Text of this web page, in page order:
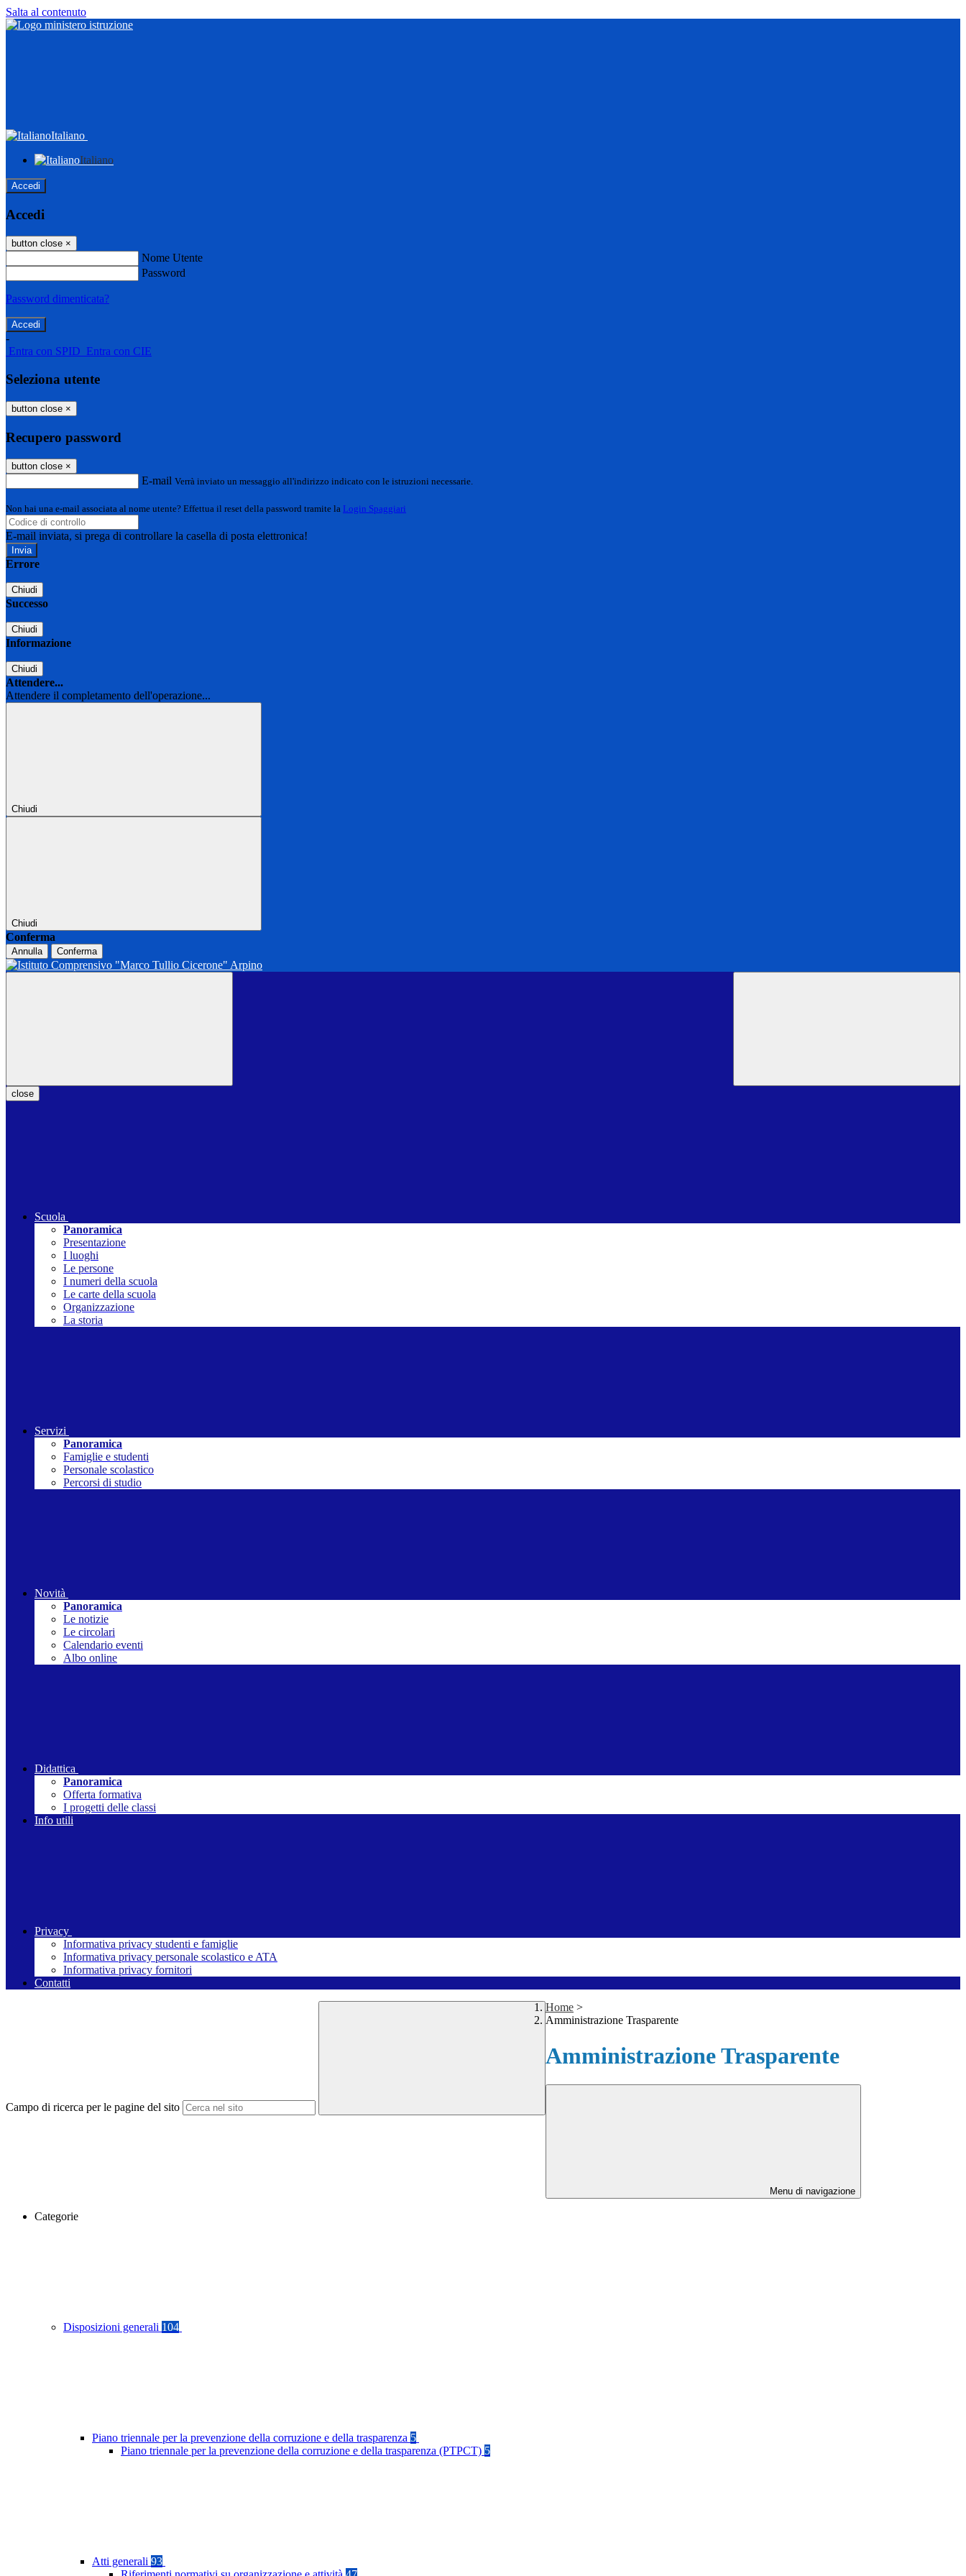
Salta al contenuto
Italiano
Italiano
Accedi
Accedi
button close ×
Nome Utente
Password
Password dimenticata?
-
Entra con SPID Entra con CIE
Seleziona utente
button close ×
Recupero password
button close ×
E-mail Verrà inviato un messaggio all'indirizzo indicato con le istruzioni necessarie.
Non hai una e-mail associata al nome utente? Effettua il reset della password tramite la Login Spaggiari
E-mail inviata, si prega di controllare la casella di posta elettronica!
Errore
Chiudi
Successo
Chiudi
Informazione
Chiudi
Attendere...
Attendere il completamento dell'operazione...
Chiudi
Chiudi
Conferma
Annulla Conferma
close
Scuola
Panoramica
Presentazione
I luoghi
Le persone
I numeri della scuola
Le carte della scuola
Organizzazione
La storia
Servizi
Panoramica
Famiglie e studenti
Personale scolastico
Percorsi di studio
Novità
Panoramica
Le notizie
Le circolari
Calendario eventi
Albo online
Didattica
Panoramica
Offerta formativa
I progetti delle classi
Info utili
Privacy
Informativa privacy studenti e famiglie
Informativa privacy personale scolastico e ATA
Informativa privacy fornitori
Contatti
Campo di ricerca per le pagine del sito
Home >
Amministrazione Trasparente
Amministrazione Trasparente
Menu di navigazione
Categorie
Disposizioni generali 104
Piano triennale per la prevenzione della corruzione e della trasparenza 5
Piano triennale per la prevenzione della corruzione e della trasparenza (PTPCT) 5
Atti generali 93